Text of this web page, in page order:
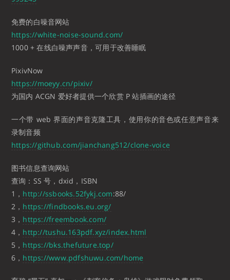
免费的白噪音网站
https://white-noise-sound.com/
1000 + 在线白噪声声音，可用于改善睡眠
PixivNow
https://moeyy.cn/pixiv/
为国内 ACGN 爱好者提供一个欣赏 P 站插画的途径
一个带 web 界面的声音克隆工具，使用你的音色或任意声音来
录制音频
https://github.com/jianchang512/clone-voice
图书信息查询网站
查询：SS 号，dxid，ISBN
1， http://ssbooks.52fykj.com:88/
2， https://findbooks.eu.org/
3， https://freembook.com/
4， http://tushu.163pdf.xyz/index.html
5， https://bks.thefuture.top/
6， https://www.pdfshuwu.com/home